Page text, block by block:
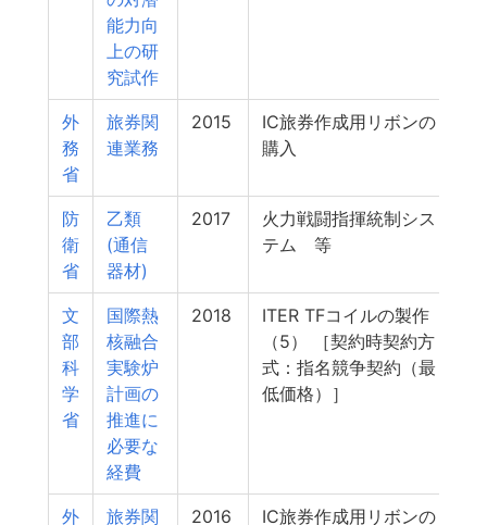
能力向
上の研
究試作
外
務
省
旅券関
連業務
2015
IC旅券作成用リボンの
購入
防
衛
省
乙類
(通信
器材)
2017
火力戦闘指揮統制シス
テム 等
文
部
科
学
省
国際熱
核融合
実験炉
計画の
推進に
必要な
経費
2018
ITER TFコイルの製作
（5） ［契約時契約方
式：指名競争契約（最
低価格）］
外
旅券関
2016
IC旅券作成用リボンの